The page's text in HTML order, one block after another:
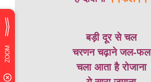
बड़ी दूर से चल
चरणन चढ़ाने जल-फल
चला आता है रोजाना